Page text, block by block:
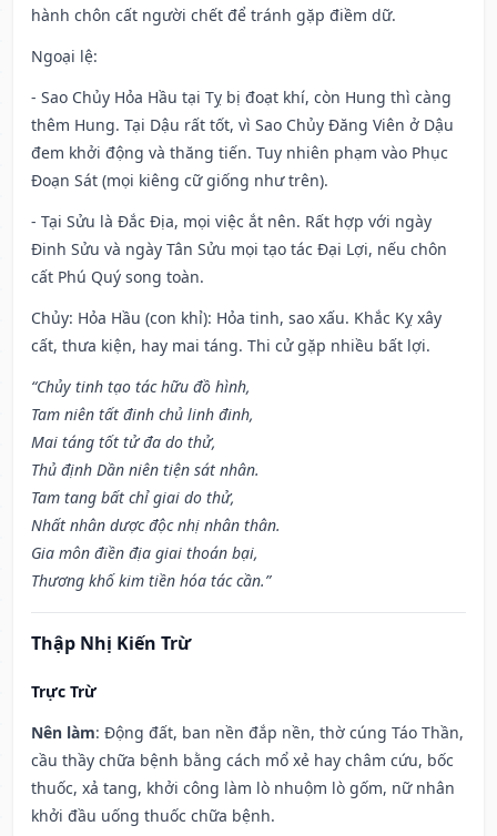
hành chôn cất người chết để tránh gặp điềm dữ.
Ngoại lệ:
- Sao Chủy Hỏa Hầu tại Tỵ bị đoạt khí, còn Hung thì càng
thêm Hung. Tại Dậu rất tốt, vì Sao Chủy Đăng Viên ở Dậu
đem khởi động và thăng tiến. Tuy nhiên phạm vào Phục
Đoạn Sát (mọi kiêng cữ giống như trên).
- Tại Sửu là Đắc Địa, mọi việc ắt nên. Rất hợp với ngày
Đinh Sửu và ngày Tân Sửu mọi tạo tác Đại Lợi, nếu chôn
cất Phú Quý song toàn.
Chủy: Hỏa Hầu (con khỉ): Hỏa tinh, sao xấu. Khắc Kỵ xây
cất, thưa kiện, hay mai táng. Thi cử gặp nhiều bất lợi.
“Chủy tinh tạo tác hữu đồ hình,
Tam niên tất đinh chủ linh đinh,
Mai táng tốt tử đa do thử,
Thủ định Dần niên tiện sát nhân.
Tam tang bất chỉ giai do thử,
Nhất nhân dược độc nhị nhân thân.
Gia môn điền địa giai thoán bại,
Thương khố kim tiền hóa tác cần.”
Thập Nhị Kiến Trừ
Trực Trừ
Nên làm: Động đất, ban nền đắp nền, thờ cúng Táo Thần,
cầu thầy chữa bệnh bằng cách mổ xẻ hay châm cứu, bốc
thuốc, xả tang, khởi công làm lò nhuộm lò gốm, nữ nhân
khởi đầu uống thuốc chữa bệnh.